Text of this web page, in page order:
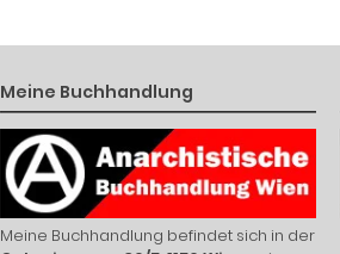
Meine Buchhandlung
Meine Buchhandlung befindet sich in der